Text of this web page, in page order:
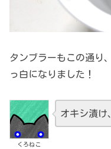
タンブラーもこの通り
っ白になりました！
くろねこ
オキシ漬け